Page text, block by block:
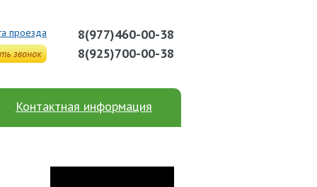
проезда
8(977)460-00-38
8(925)700-00-38
Контактная информация